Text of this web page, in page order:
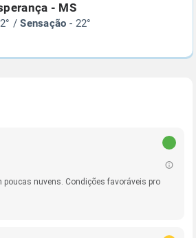
- MS
/Sensação - 22°
poucas nuvens. Condições favoráveis pro